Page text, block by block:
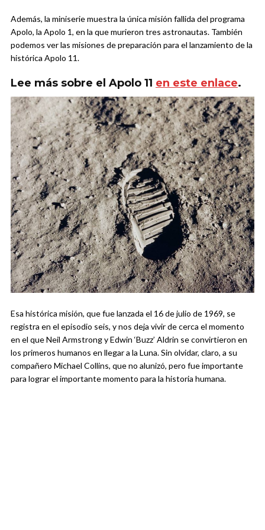
Además, la miniserie muestra la única misión fallida del programa
Apolo, la Apolo 1, en la que murieron tres astronautas. También
podemos ver las misiones de preparación para el lanzamiento de la
histórica Apolo 11.
Lee más sobre el Apolo 11 en este enlace.
Esa histórica misión, que fue lanzada el 16 de julio de 1969, se
registra en el episodio seis, y nos deja vivir de cerca el momento
en el que Neil Armstrong y Edwin ‘Buzz’ Aldrin se convirtieron en
los primeros humanos en llegar a la Luna. Sin olvidar, claro, a su
compañero Michael Collins, que no alunizó, pero fue importante
para lograr el importante momento para la historia humana.